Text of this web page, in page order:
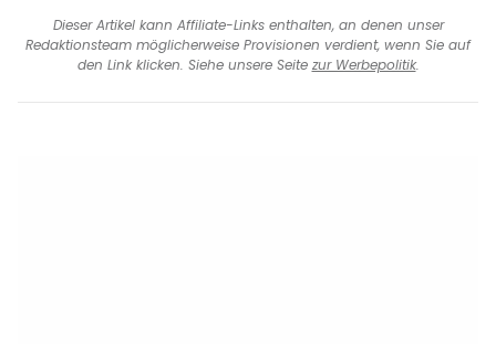
Dieser Artikel kann Affiliate-Links enthalten, an denen unser
Redaktionsteam möglicherweise Provisionen verdient, wenn Sie auf
den Link klicken. Siehe unsere Seite zur Werbepolitik.